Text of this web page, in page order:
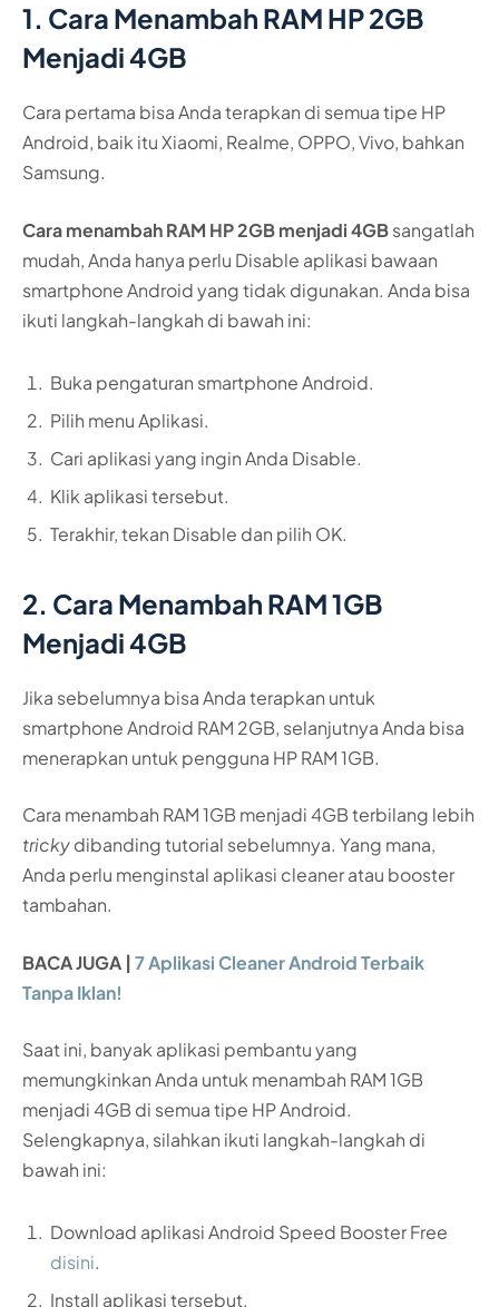
1. Cara Menambah RAM HP 2GB
Menjadi 4GB
Cara pertama bisa Anda terapkan di semua tipe HP
Android, baik itu Xiaomi, Realme, OPPO, Vivo, bahkan
Samsung.
Cara menambah RAM HP 2GB menjadi 4GBsangatlah
mudah, Anda hanya perlu Disable aplikasi bawaan
smartphone Android yang tidak digunakan. Anda bisa
ikuti langkah-langkah di bawah ini:
Buka pengaturan smartphone Android.
Pilih menu Aplikasi.
Cari aplikasi yang ingin Anda Disable.
Klik aplikasi tersebut.
Terakhir, tekan Disable dan pilih OK.
2. Cara Menambah RAM 1GB
Menjadi 4GB
Jika sebelumnya bisa Anda terapkan untuk
smartphone Android RAM 2GB, selanjutnya Anda bisa
menerapkan untuk pengguna HP RAM 1GB.
Cara menambah RAM 1GB menjadi 4GB terbilang lebih
trickydibanding tutorial sebelumnya. Yang mana,
Anda perlu menginstal aplikasi cleaner atau booster
tambahan.
BACA JUGA |7 Aplikasi Cleaner Android Terbaik
Tanpa Iklan!
Saat ini, banyak aplikasi pembantu yang
memungkinkan Anda untuk menambah RAM 1GB
menjadi 4GB di semua tipe HP Android.
Selengkapnya, silahkan ikuti langkah-langkah di
bawah ini:
Download aplikasi Android Speed Booster Free
disini.
Install aplikasi tersebut.